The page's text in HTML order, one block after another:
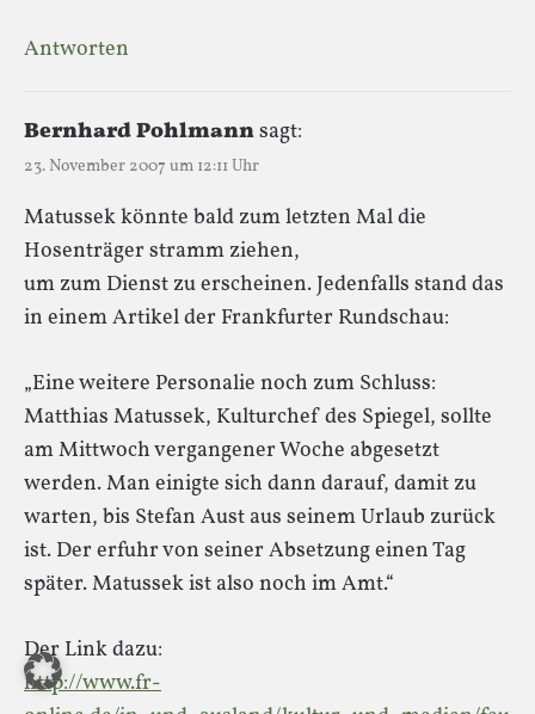
Antworten
Bernhard Pohlmannsagt:
23. November 2007 um 12:11 Uhr
Matussek könnte bald zum letzten Mal die
Hosenträger stramm ziehen,
um zum Dienst zu erscheinen. Jedenfalls stand das
in einem Artikel der Frankfurter Rundschau:
„Eine weitere Personalie noch zum Schluss:
Matthias Matussek, Kulturchef des Spiegel, sollte
am Mittwoch vergangener Woche abgesetzt
werden. Man einigte sich dann darauf, damit zu
warten, bis Stefan Aust aus seinem Urlaub zurück
ist. Der erfuhr von seiner Absetzung einen Tag
später. Matussek ist also noch im Amt.“
Der Link dazu:
http://www.fr-